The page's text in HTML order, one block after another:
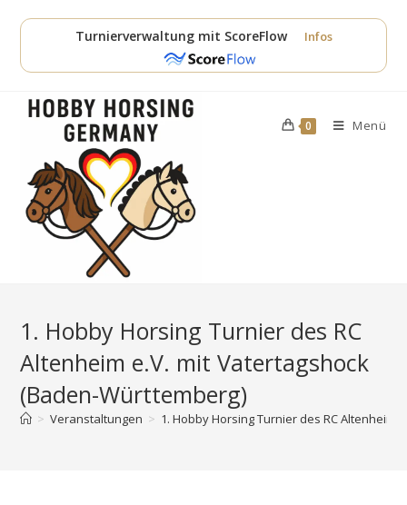
Inhalt
Turnierverwaltung mit ScoreFlow Infos
0 Menü
1. Hobby Horsing Turnier des RC
Altenheim e.V. mit Vatertagshock
(Baden-Württemberg)
> Veranstaltungen > 1. Hobby Horsing Turnier des RC Altenheim